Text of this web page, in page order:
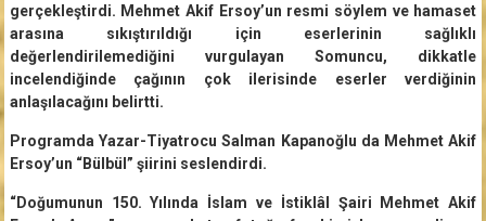
gerçekleştirdi. Mehmet Akif Ersoy’un resmi söylem ve hamaset
arasına sıkıştırıldığı için eserlerinin sağlıklı
değerlendirilemediğini vurgulayan Somuncu, dikkatle
incelendiğinde çağının çok ilerisinde eserler verdiğinin
anlaşılacağını belirtti.
Programda Yazar-Tiyatrocu Salman Kapanoğlu da Mehmet Akif
Ersoy’un “Bülbül” şiirini seslendirdi.
“Doğumunun 150. Yılında İslam ve İstiklâl Şairi Mehmet Akif